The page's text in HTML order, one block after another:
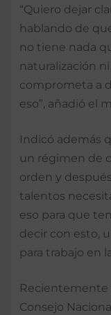
“Quiero dejar
hablando de
no tiene nada
naturalización
comprometa a
eso”, añadió el
Indicó además
un régimen de
orden y
talentos
eso para que
decir con esto,
para trabajo en
Recientemente
Consejo